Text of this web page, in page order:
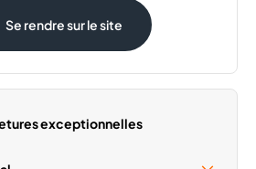
09:30 - 20:00
09:30 - 20:00
Se rendre sur le site
exceptionnelles